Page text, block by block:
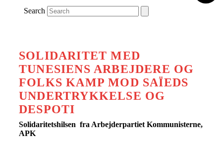
Search
SOLIDARITET MED
TUNESIENS ARBEJDERE OG
FOLKS KAMP MOD SAÏEDS
UNDERTRYKKELSE OG
DESPOTI
Solidaritetshilsen fra Arbejderpartiet Kommunisterne,
APK